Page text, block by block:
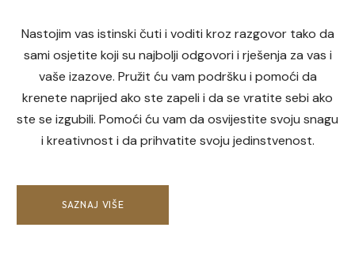
Nastojim vas istinski čuti i voditi kroz razgovor tako da
sami osjetite koji su najbolji odgovori i rješenja za vas i
vaše izazove. Pružit ću vam podršku i pomoći da
krenete naprijed ako ste zapeli i da se vratite sebi ako
ste se izgubili. Pomoći ću vam da osvijestite svoju snagu
i kreativnost i da prihvatite svoju jedinstvenost.
SAZNAJ VIŠE